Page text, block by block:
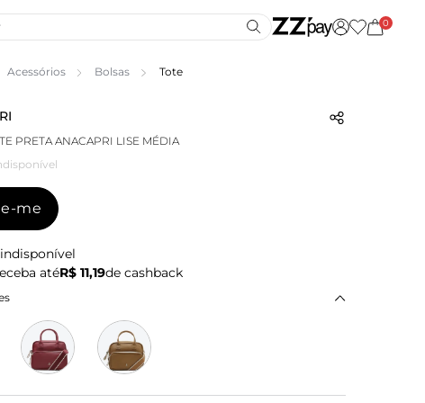
0
Acessórios Bolsas Tote
PRETA ANACAPRI LISE MÉDIA
me
atéR$ 11,19de cashback